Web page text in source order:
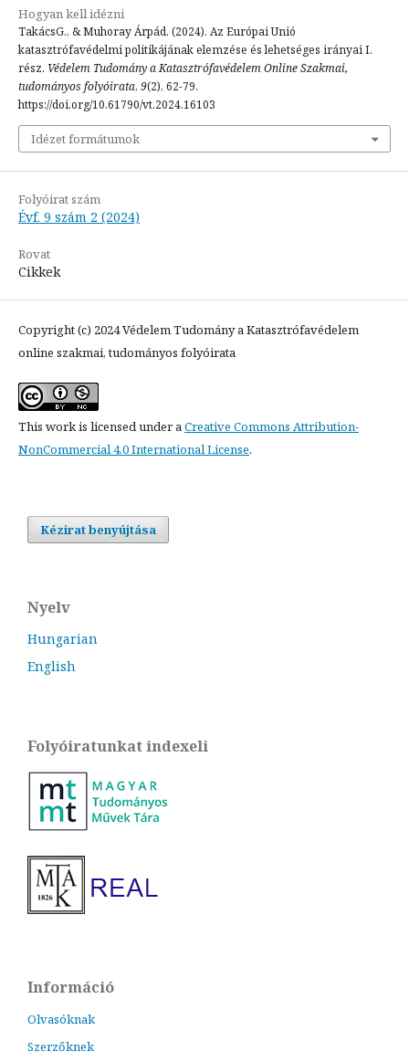
Hogyan kell idézni
TakácsG., & Muhoray Árpád. (2024). Az Európai Unió
katasztrófavédelmi politikájának elemzése és lehetséges irányai I.
rész. Védelem Tudomány a Katasztrófavédelem Online Szakmai,
tudományos folyóirata, 9(2), 62-79.
https://doi.org/10.61790/vt.2024.16103
Idézet formátumok
Folyóirat szám
Évf. 9 szám 2 (2024)
Rovat
Cikkek
Copyright (c) 2024 Védelem Tudomány a Katasztrófavédelem
online szakmai, tudományos folyóirata
This work is licensed under aCreative Commons Attribution-
NonCommercial 4.0 International License.
Kézirat benyújtása
Nyelv
Hungarian
English
Folyóiratunkat indexeli
Információ
Olvasóknak
Szerzőknek